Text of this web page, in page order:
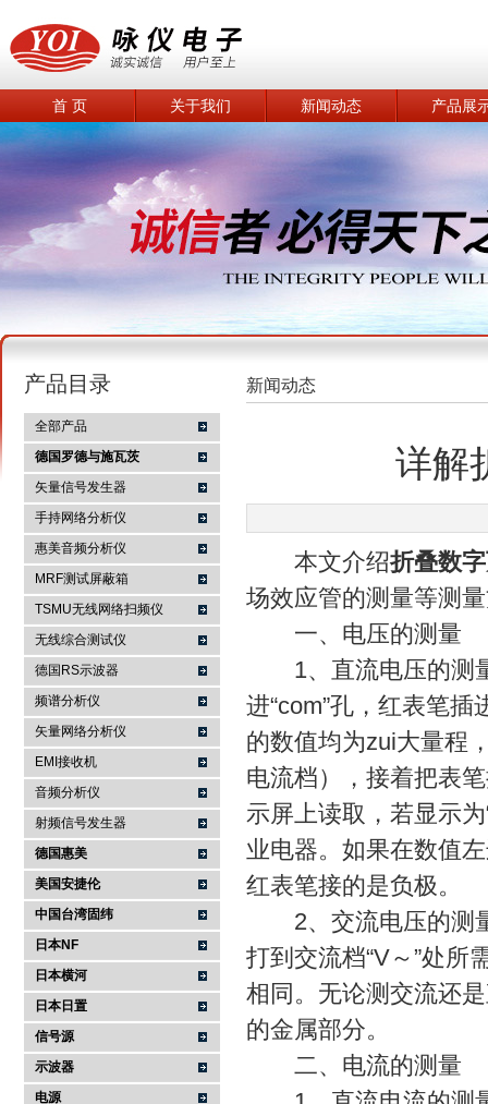
南京咏仪电子科技有限公司
首 页 关于我们 新闻动态 产品展
产品目录
全部产品
德国罗德与施瓦茨
矢量信号发生器
手持网络分析仪
惠美音频分析仪
MRF测试屏蔽箱
TSMU无线网络扫频仪
无线综合测试仪
德国RS示波器
频谱分析仪
矢量网络分析仪
EMI接收机
音频分析仪
射频信号发生器
德国惠美
美国安捷伦
中国台湾固纬
日本NF
日本横河
日本日置
信号源
示波器
电源
新闻动态
详解
本文介绍折叠数
场效应管的测量等测
一、电压的测量
1、直流电压的测量
进“com”孔，红表笔
的数值均为zui大量程
电流档），接着把表
示屏上读取，若显示
业电器。如果在数值
红表笔接的是负极。
2、交流电压的测量
打到交流档“V～”处所
相同。无论测交流还
的金属部分。
二、电流的测量